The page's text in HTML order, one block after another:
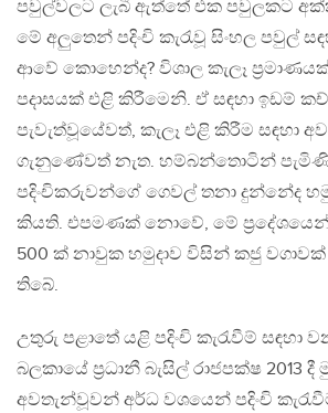
පවුල්වලට ලැබී ඇත්තේ එක පවුලකට
මේ අලුතෙන් පදිංචි කැරැවූ සිංහල පවුල්
ආවේ කොහෙන්ද? විශාල කැලෑ
පදාසයක් එළි කිරීමෙනි. ඒ සඳහා ඉඩම්
පැවැත්වූයේවත්, කැලෑ එළි කිරීම සඳහා
ගැනුණේවත් නැත. හම්බන්තොටින්
පදිංචිකරුවන්ගේ ගෙවල් තනා දුන්නේද
කියති. එපමණක් නොවේ, මේ
500 ක් නාවුක හමුදාව විසින් කජු වගාවක්
තිබේ.
උතුරු පළාතේ යළි පදිංචි කැරැවීම් සඳහා
බලකායේ ප්‍රධානී බැසිල් රාජපක්ෂ 2013 දී
අවතැන්වූවන් අර්ධ වශයෙන් පදිංචි